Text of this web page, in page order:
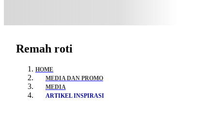
Remah roti
HOME
MEDIA DAN PROMO
MEDIA
ARTIKEL INSPIRASI